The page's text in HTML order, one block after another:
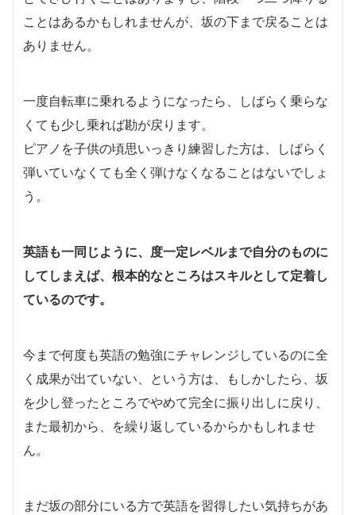
ことはあるかもしれませんが、坂の下まで戻ることは
ありません。
一度自転車に乗れるようになったら、しばらく乗らな
くても少し乗れば勘が戻ります。
ピアノを子供の頃思いっきり練習した方は、しばらく
弾いていなくても全く弾けなくなることはないでしょ
う。
英語も一同じように、度一定レベルまで自分のものに
してしまえば、根本的なところはスキルとして定着し
ているのです。
今まで何度も英語の勉強にチャレンジしているのに全
く成果が出ていない、という方は、もしかしたら、坂
を少し登ったところでやめて完全に振り出しに戻り、
また最初から、を繰り返しているからかもしれませ
ん。
まだ坂の部分にいる方で英語を習得したい気持ちがあ